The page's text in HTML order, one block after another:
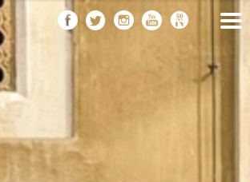
Vés
al
contingut